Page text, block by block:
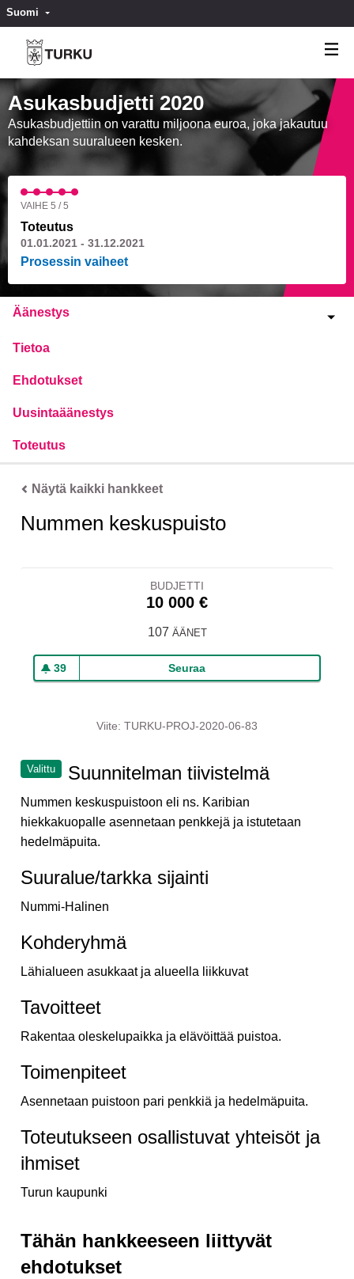
Suomi Valitse kieli
Asukasbudjetti 2020
Asukasbudjettiin on varattu miljoona euroa, joka jakautuu
kahdeksan suuralueen kesken.
VAIHE 5 / 5
Toteutus
01.01.2021 - 31.12.2021
Prosessin vaiheet
Äänestys
Tietoa
Ehdotukset
Uusintaäänestys
Toteutus
Näytä kaikki hankkeet
Nummen keskuspuisto
BUDJETTI
10 000 €
107 ÄÄNET
39
39 seuraajaa
SeuraaNummen keskuspuisto
Viite: TURKU-PROJ-2020-06-83
Valittu Suunnitelman tiivistelmä
Nummen keskuspuistoon eli ns. Karibian
hiekkakuopalle asennetaan penkkejä ja istutetaan
hedelmäpuita.
Suuralue/tarkka sijainti
Nummi-Halinen
Kohderyhmä
Lähialueen asukkaat ja alueella liikkuvat
Tavoitteet
Rakentaa oleskelupaikka ja elävöittää puistoa.
Toimenpiteet
Asennetaan puistoon pari penkkiä ja hedelmäpuita.
Toteutukseen osallistuvat yhteisöt ja
ihmiset
Turun kaupunki
Tähän hankkeeseen liittyvät
ehdotukset